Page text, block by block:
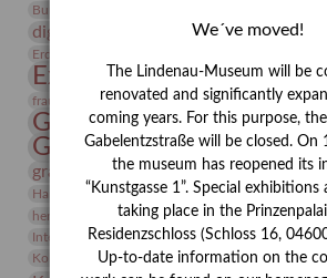
Burg Posterstein
digitallabor Entartete Kunst
Enteignung
Erdmann Julius Dietrich
Expressionismus Festrede
frauen Frauen in der Antike und heute
Gerhard-Altenbourg-
Gerhard Altenbourg
Gerhard
grafische sammlung
griechische
Hanns-Conon von der Gabelentz Heinrich
herman de vries Humboldt
Insekten
Integriertes Schädlingsmanagement
Italien
Kolosseum
Kooperationsausstellung
We´ve moved!
The Lindenau-Museum will be
renovated and significantly
coming years. For this purpose,
Gabelentzstraße will be closed. On
the museum has reopened its
“Kunstgasse 1”. Special
taking place in the
Residenzschloss (Schloss 16,
Up-to-date information on the